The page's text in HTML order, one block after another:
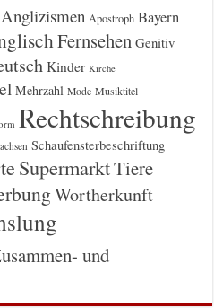
Anglizismen Apostroph Bayern
Fernsehen Genitiv
Kinder Kirche
Mehrzahl Mode Musiktitel
Rechtschreibung
Schaufensterbeschriftung
SupermarktTiere
Wortherkunft
und